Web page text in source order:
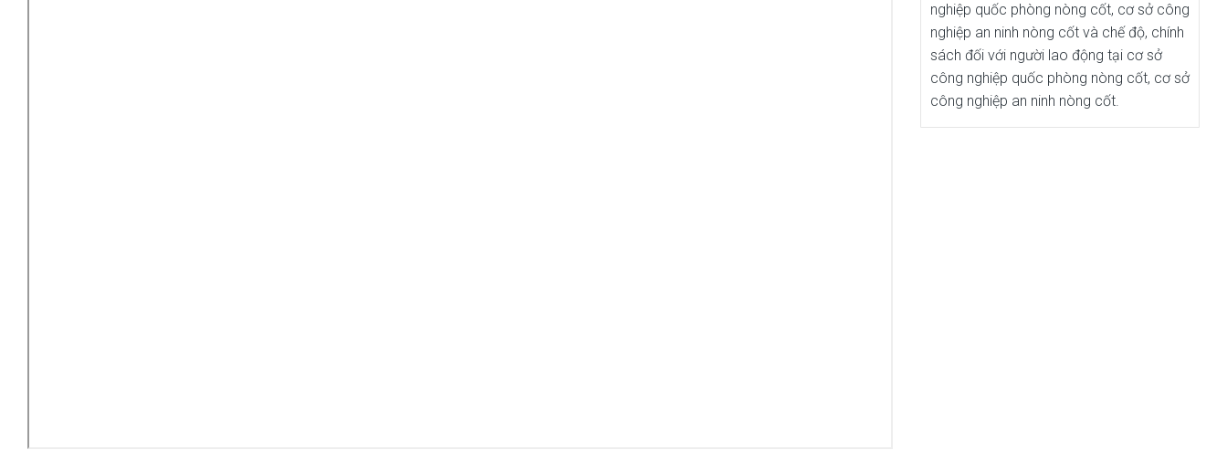
nghiệp quốc phòng nòng cốt, cơ sở công
nghiệp an ninh nòng cốt và chế độ, chính
sách đối với người lao động tại cơ sở
công nghiệp quốc phòng nòng cốt, cơ sở
công nghiệp an ninh nòng cốt.